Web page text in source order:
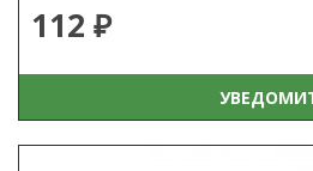
112 ₽